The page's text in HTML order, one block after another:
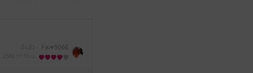
Fai♥️9066